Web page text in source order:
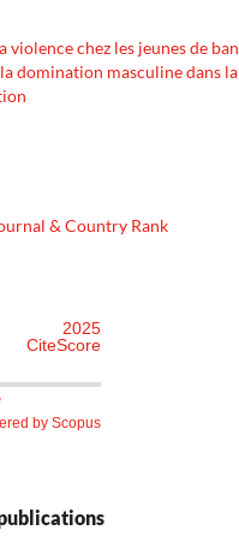
violence chez les jeunes de
domination masculine dans
2025
CiteScore
by Scopus